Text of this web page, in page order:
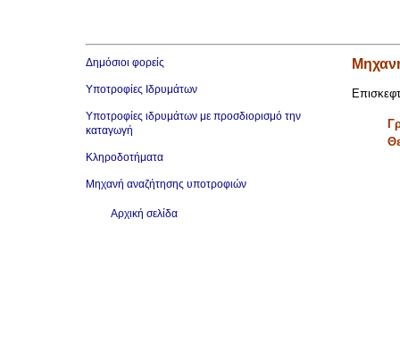
Δημόσιοι φορείς
Υποτροφίες Ιδρυμάτων
Υποτροφίες ιδρυμάτων με προσδιορισμό την
καταγωγή
Κληροδοτήματα
Μηχανή αναζήτησης υποτροφιών
Αρχική σελίδα